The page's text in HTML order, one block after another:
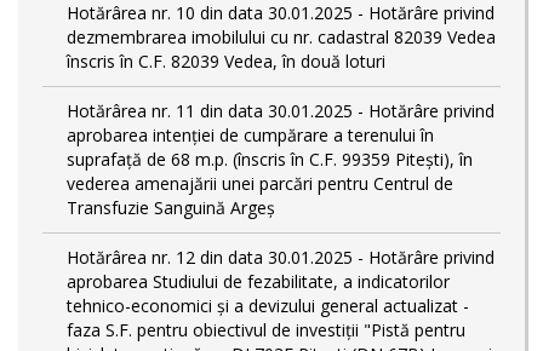
Hotărârea nr. 10 din data 30.01.2025 - Hotărâre privind
dezmembrarea imobilului cu nr. cadastral 82039 Vedea
înscris în C.F. 82039 Vedea, în două loturi
Hotărârea nr. 11 din data 30.01.2025 - Hotărâre privind
aprobarea intenției de cumpărare a terenului în
suprafață de 68 m.p. (înscris în C.F. 99359 Pitești), în
vederea amenajării unei parcări pentru Centrul de
Transfuzie Sanguină Argeș
Hotărârea nr. 12 din data 30.01.2025 - Hotărâre privind
aprobarea Studiului de fezabilitate, a indicatorilor
tehnico-economici și a devizului general actualizat -
faza S.F. pentru obiectivul de investiţii "Pistă pentru